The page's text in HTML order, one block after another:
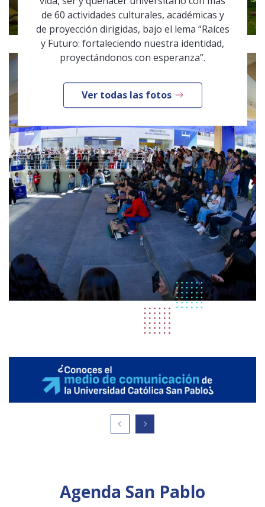
de 60 actividades culturales, académicas y
de proyección dirigidas, bajo el lema “Raíces
y Futuro: fortaleciendo nuestra identidad,
proyectándonos con esperanza”.
Ver todas las fotos
Agenda San Pablo